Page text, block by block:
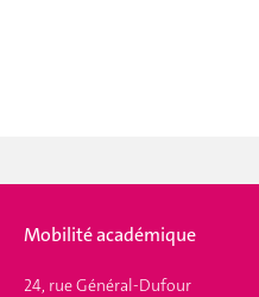
Mobilité académique
24, rue Général-Dufour